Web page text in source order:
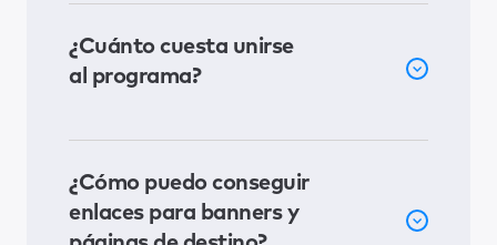
¿Cuánto cuesta unirse
al programa?
¿Cómo puedo conseguir
enlaces para banners y